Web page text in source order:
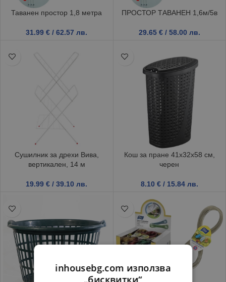
Таванен простор 1,8 метра
31.99€ / 62.57 лв.
ПРОСТОР ТАВАНЕН 1,6м/5в
29.65 € / 58.00 лв.
Сушилник за дрехи Вива,
вертикален, 14 м
19.99€ / 39.10 лв.
Кош за пране 41x32x58 см,
черен
8.10 € / 15.84 лв.
inhousebg.com използва
„бисквитки“